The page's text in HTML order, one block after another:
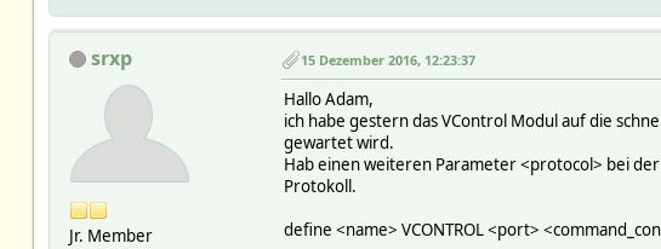
srxp
Jr. Member
15 Dezember 2016, 12:23:37
Hallo Adam,
ich habe gestern das VControl Modul auf die
gewartet wird.
Hab einen weiteren Parameter <protocol> bei
Protokoll.
define <name> VCONTROL <port>